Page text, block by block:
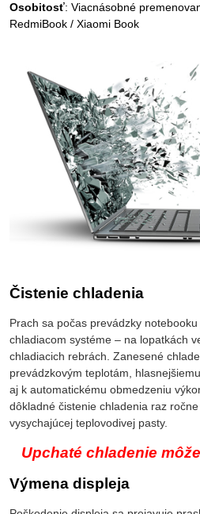
Osobitosť: Viacnásobné
RedmiBook / Xiaomi Book
Čistenie chladenia
Prach sa počas prevádzky
chladiacom systéme – na lopatkách
chladiacich rebrách. Zanesené
prevádzkovým teplotám,
aj k automatickému obmedzeniu
dôkladné čistenie chladenia raz
vysychajúcej teplovodivej pasty.
Upchaté chladenie
Výmena displeja